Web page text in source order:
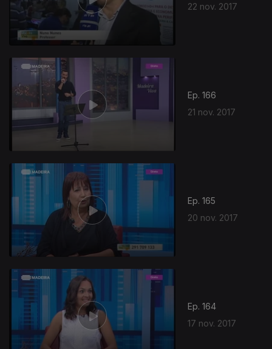
22 nov. 2017
Ep. 166
21 nov. 2017
Ep. 165
20 nov. 2017
Ep. 164
17 nov. 2017